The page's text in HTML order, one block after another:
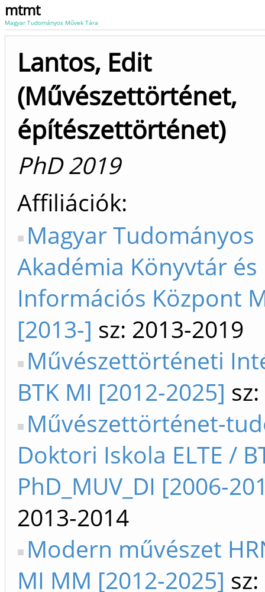
mtmt
Magyar Tudományos Művek Tára
Lantos, Edit
(Művészettörténet,
építészettörténet)
PhD 2019
Affiliációk
Magyar Tudományos
Akadémia Könyvtár és
Információs Központ
[2013-] sz: 2013-2019
Művészettörténeti
BTK MI [2012-2025]
Művészettörténet-
Doktori Iskola ELTE /
PhD_MUV_DI [2006-
2013-2014
Modern művészet
MI MM [2012-2025]